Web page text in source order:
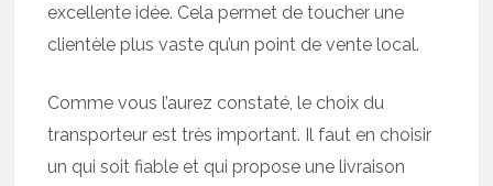
excellente idée. Cela permet de toucher une
clientèle plus vaste qu’un point de vente local.
Comme vous l’aurez constaté, le choix du
transporteur est très important. Il faut en choisir
un qui soit fiable et qui propose une livraison